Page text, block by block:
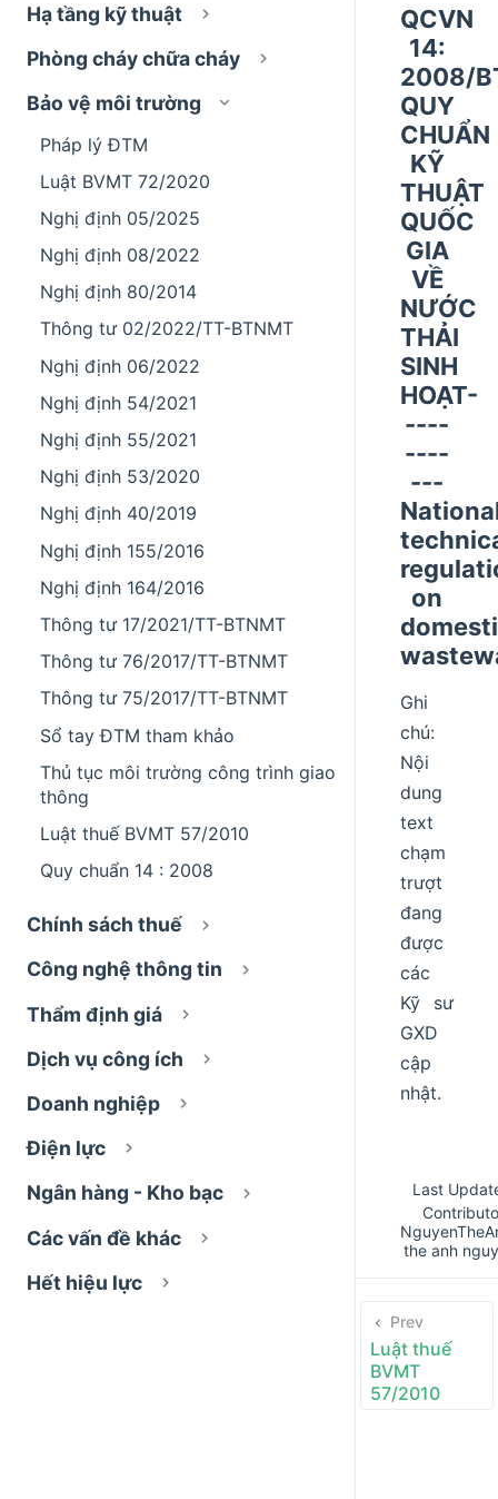
Hạ tầng kỹ thuật
Phòng cháy chữa cháy
Bảo vệ môi trường
Pháp lý ĐTM
Luật BVMT 72/2020
Nghị định 05/2025
Nghị định 08/2022
Nghị định 80/2014
Thông tư 02/2022/TT-BTNMT
Nghị định 06/2022
Nghị định 54/2021
Nghị định 55/2021
Nghị định 53/2020
Nghị định 40/2019
Nghị định 155/2016
Nghị định 164/2016
Thông tư 17/2021/TT-BTNMT
Thông tư 76/2017/TT-BTNMT
Thông tư 75/2017/TT-BTNMT
Sổ tay ĐTM tham khảo
Thủ tục môi trường công trình giao
thông
Luật thuế BVMT 57/2010
Quy chuẩn 14 : 2008
Chính sách thuế
Công nghệ thông tin
Thẩm định giá
Dịch vụ công ích
Doanh nghiệp
Điện lực
Ngân hàng - Kho bạc
Các vấn đề khác
Hết hiệu lực
QCVN
14:
2008/
QUY
CHUẨN
KỸ
THUẬT
QUỐC
GIA
VỀ
NƯỚC
THẢI
SINH
HOẠT-
----
----
---
on
Ghi
chú:
Nội
dung
text
chạm
trượt
đang
được
các
Kỹ sư
GXD
cập
nhật.
Last
the anh
Prev
Luật thuế
BVMT
57/2010